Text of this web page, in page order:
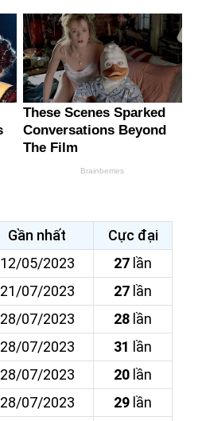
Gần nhất
Cực đại
12/05/2023 27 lần
21/07/2023 27 lần
28/07/2023 28 lần
28/07/2023 31 lần
28/07/2023 20 lần
28/07/2023 29 lần